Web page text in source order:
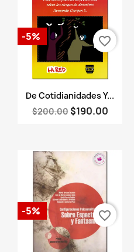
Vista rápida
De Cotidianidades Y...
$200.00 $190.00
-5% favorite_border
-5% favorite_border